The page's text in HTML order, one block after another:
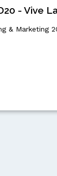
- Vive
& Marketing